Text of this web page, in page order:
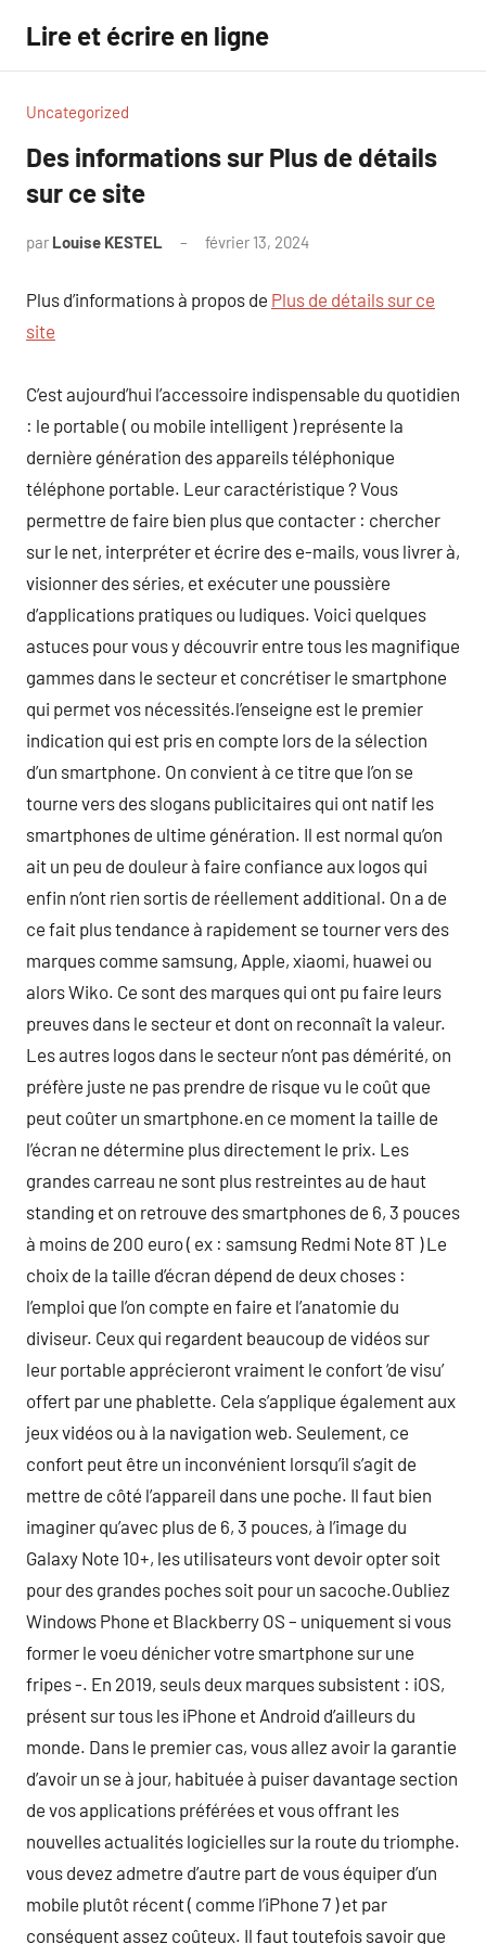
contenu
Lire et écrire en ligne
Uncategorized
Des informations sur Plus de détails
sur ce site
par Louise KESTEL février 13, 2024
Plus d’informations à propos de Plus de détails sur ce
site
C’est aujourd’hui l’accessoire indispensable du quotidien
: le portable ( ou mobile intelligent ) représente la
dernière génération des appareils téléphonique
téléphone portable. Leur caractéristique ? Vous
permettre de faire bien plus que contacter : chercher
sur le net, interpréter et écrire des e-mails, vous livrer à,
visionner des séries, et exécuter une poussière
d’applications pratiques ou ludiques. Voici quelques
astuces pour vous y découvrir entre tous les magnifique
gammes dans le secteur et concrétiser le smartphone
qui permet vos nécessités.l’enseigne est le premier
indication qui est pris en compte lors de la sélection
d’un smartphone. On convient à ce titre que l’on se
tourne vers des slogans publicitaires qui ont natif les
smartphones de ultime génération. Il est normal qu’on
ait un peu de douleur à faire confiance aux logos qui
enfin n’ont rien sortis de réellement additional. On a de
ce fait plus tendance à rapidement se tourner vers des
marques comme samsung, Apple, xiaomi, huawei ou
alors Wiko. Ce sont des marques qui ont pu faire leurs
preuves dans le secteur et dont on reconnaît la valeur.
Les autres logos dans le secteur n’ont pas démérité, on
préfère juste ne pas prendre de risque vu le coût que
peut coûter un smartphone.en ce moment la taille de
l’écran ne détermine plus directement le prix. Les
grandes carreau ne sont plus restreintes au de haut
standing et on retrouve des smartphones de 6, 3 pouces
à moins de 200 euro ( ex : samsung Redmi Note 8T ) Le
choix de la taille d’écran dépend de deux choses :
l’emploi que l’on compte en faire et l’anatomie du
diviseur. Ceux qui regardent beaucoup de vidéos sur
leur portable apprécieront vraiment le confort ‘de visu’
offert par une phablette. Cela s’applique également aux
jeux vidéos ou à la navigation web. Seulement, ce
confort peut être un inconvénient lorsqu’il s’agit de
mettre de côté l’appareil dans une poche. Il faut bien
imaginer qu’avec plus de 6, 3 pouces, à l’image du
Galaxy Note 10+, les utilisateurs vont devoir opter soit
pour des grandes poches soit pour un sacoche.Oubliez
Windows Phone et Blackberry OS – uniquement si vous
former le voeu dénicher votre smartphone sur une
fripes -. En 2019, seuls deux marques subsistent : iOS,
présent sur tous les iPhone et Android d’ailleurs du
monde. Dans le premier cas, vous allez avoir la garantie
d’avoir un se à jour, habituée à puiser davantage section
de vos applications préférées et vous offrant les
nouvelles actualités logicielles sur la route du triomphe.
vous devez admetre d’autre part de vous équiper d’un
mobile plutôt récent ( comme l’iPhone 7 ) et par
conséquent assez coûteux. Il faut toutefois savoir que